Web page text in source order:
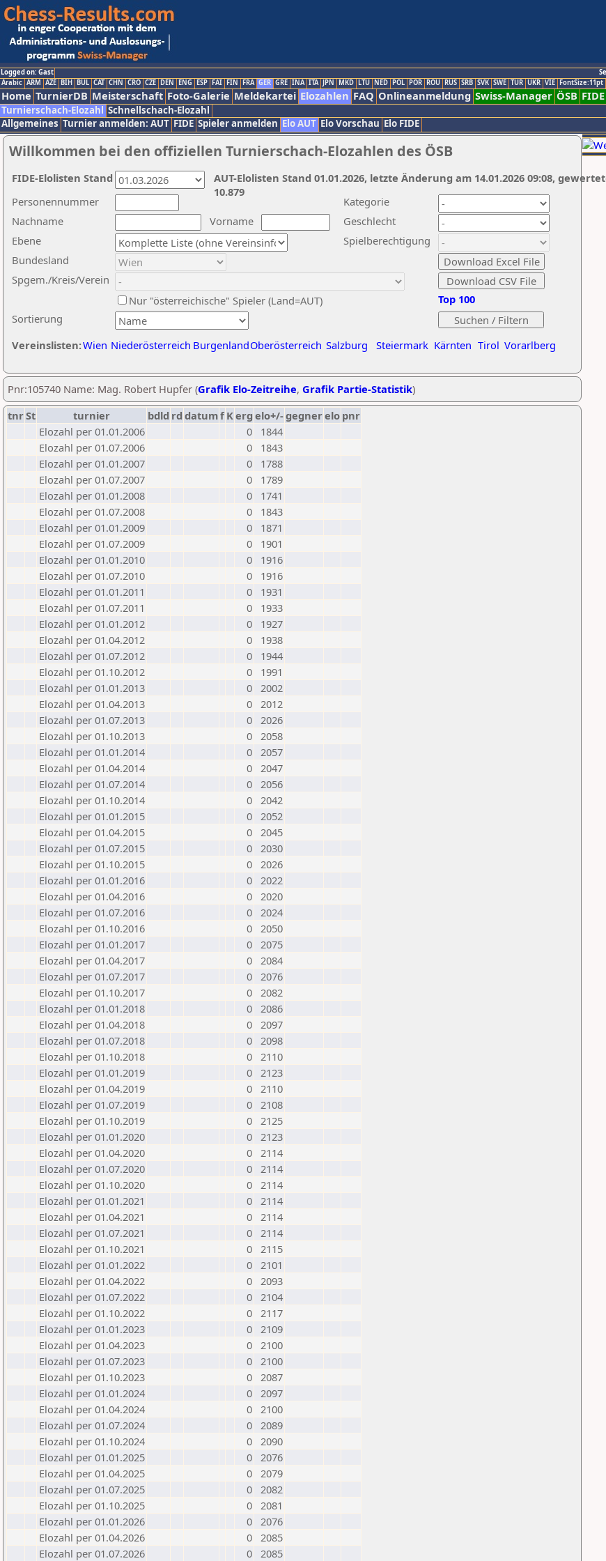
Logged on: Gast
Arabic ARM AZE BIH BUL CAT CHN CRO CZE DEN ENG ESP FAI FIN FRA GER GRE INA ITA JPN MKD LTU NED POL POR ROU RUS SRB SVK SWE TUR UKR VIE FontSize:11pt
Home TurnierDB Meisterschaft Foto-Galerie Meldekartei Elozahlen FAQ Onlineanmeldung Swiss-Manager ÖSB FIDE
Turnierschach-Elozahl Schnellschach-Elozahl
Allgemeines Turnier anmelden: AUT FIDE Spieler anmelden Elo AUT Elo Vorschau Elo FIDE
Willkommen bei den offiziellen Turnierschach-Elozahlen des ÖSB
Nachname
Vorname
Ebene
Kategorie
Sortierung
Personennummer
Bundesland
Spgem./Kreis/Verein
Geschlecht
Nur "österreichische" Spieler (Land=AUT)
Spielberechtigung
Vereinslisten:Wien Niederösterreich BurgenlandOberösterreich Salzburg Steiermark Kärnten Tirol Vorarlberg
Top 100
AUT-Elolisten Stand 01.01.2026, letzte Änderung am 14.01.2026 09:08,
10.879
FIDE-Elolisten Stand
Pnr:105740 Name: Mag. Robert Hupfer (Grafik Elo-Zeitreihe, Grafik Partie-Statistik)
tnrSt turnier bdld rd datumf Kerg elo+/-gegnerelo pnr
Elozahl per 01.01.2006
0
1844
Elozahl per 01.07.2006
0
1843
Elozahl per 01.01.2007
0
1788
Elozahl per 01.07.2007
0
1789
Elozahl per 01.01.2008
0
1741
Elozahl per 01.07.2008
0
1843
Elozahl per 01.01.2009
0
1871
Elozahl per 01.07.2009
0
1901
Elozahl per 01.01.2010
0
1916
Elozahl per 01.07.2010
0
1916
Elozahl per 01.01.2011
0
1931
Elozahl per 01.07.2011
0
1933
Elozahl per 01.01.2012
0
1927
Elozahl per 01.04.2012
0
1938
Elozahl per 01.07.2012
0
1944
Elozahl per 01.10.2012
0
1991
Elozahl per 01.01.2013
0 2002
Elozahl per 01.04.2013
0 2012
Elozahl per 01.07.2013
0 2026
Elozahl per 01.10.2013
0 2058
Elozahl per 01.01.2014
0 2057
Elozahl per 01.04.2014
0 2047
Elozahl per 01.07.2014
0 2056
Elozahl per 01.10.2014
0 2042
Elozahl per 01.01.2015
0 2052
Elozahl per 01.04.2015
0 2045
Elozahl per 01.07.2015
0 2030
Elozahl per 01.10.2015
0 2026
Elozahl per 01.01.2016
0 2022
Elozahl per 01.04.2016
0 2020
Elozahl per 01.07.2016
0 2024
Elozahl per 01.10.2016
0 2050
Elozahl per 01.01.2017
0 2075
Elozahl per 01.04.2017
0 2084
Elozahl per 01.07.2017
0 2076
Elozahl per 01.10.2017
0 2082
Elozahl per 01.01.2018
0 2086
Elozahl per 01.04.2018
0 2097
Elozahl per 01.07.2018
0 2098
Elozahl per 01.10.2018
0 2110
Elozahl per 01.01.2019
0 2123
Elozahl per 01.04.2019
0 2110
Elozahl per 01.07.2019
0 2108
Elozahl per 01.10.2019
0 2125
Elozahl per 01.01.2020
0 2123
Elozahl per 01.04.2020
0 2114
Elozahl per 01.07.2020
0 2114
Elozahl per 01.10.2020
0 2114
Elozahl per 01.01.2021
0 2114
Elozahl per 01.04.2021
0 2114
Elozahl per 01.07.2021
0 2114
Elozahl per 01.10.2021
0 2115
Elozahl per 01.01.2022
0 2101
Elozahl per 01.04.2022
0 2093
Elozahl per 01.07.2022
0 2104
Elozahl per 01.10.2022
0 2117
Elozahl per 01.01.2023
0 2109
Elozahl per 01.04.2023
0 2100
Elozahl per 01.07.2023
0 2100
Elozahl per 01.10.2023
0 2087
Elozahl per 01.01.2024
0 2097
Elozahl per 01.04.2024
0 2100
Elozahl per 01.07.2024
0 2089
Elozahl per 01.10.2024
0 2090
Elozahl per 01.01.2025
0 2076
Elozahl per 01.04.2025
0 2079
Elozahl per 01.07.2025
0 2082
Elozahl per 01.10.2025
0 2081
Elozahl per 01.01.2026
0 2076
Elozahl per 01.04.2026
0 2085
Elozahl per 01.07.2026
0 2085